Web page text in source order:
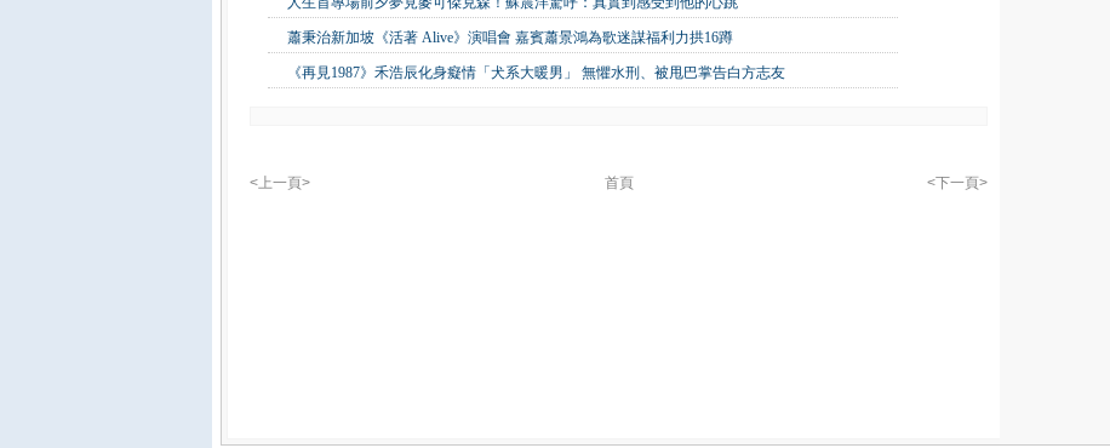
蕭秉治新加坡《活著 Alive》演唱會 嘉賓蕭景鴻為歌迷謀福利力拱16蹲
《再見1987》禾浩辰化身癡情「犬系大暖男」 無懼水刑、被甩巴掌告白方志友
<上一頁> <下一頁>
首頁